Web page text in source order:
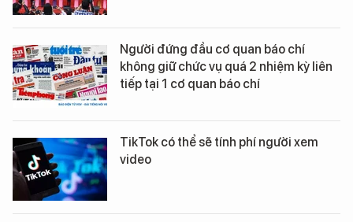
Người đứng đầu cơ quan báo chí
không giữ chức vụ quá 2 nhiệm kỳ liên
tiếp tại 1 cơ quan báo chí
TikTok có thể sẽ tính phí người xem
video